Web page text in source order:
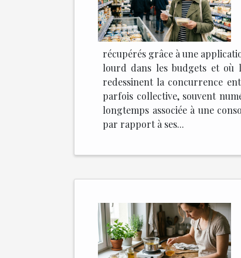
récupérés grâce à une
lourd dans les budgets et où
redessinent la concurrence
parfois collective, souvent
longtemps associée à une
par rapport à ses...